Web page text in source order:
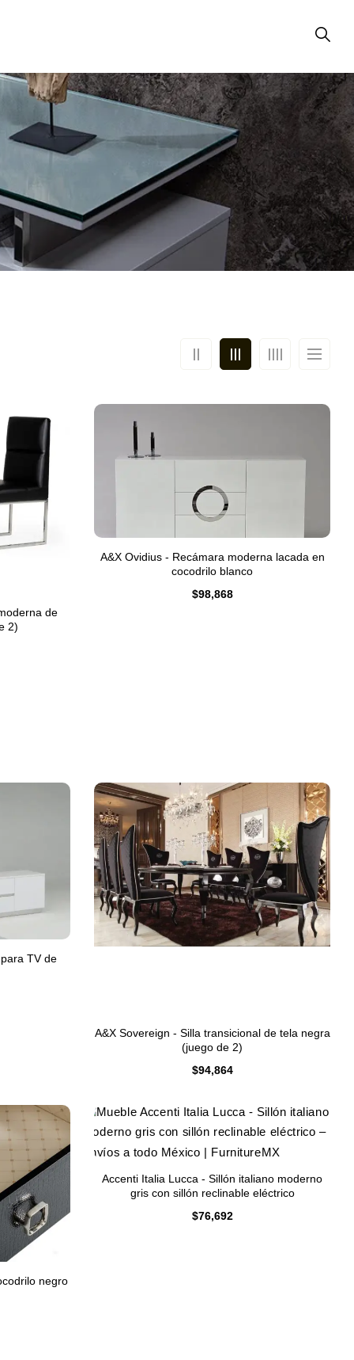
de
2)
A&X Ovidius - Recámara moderna lacada en
cocodrilo blanco
$98,868
TV de
A&X Sovereign - Silla transicional de tela negra
(juego de 2)
$94,864
negro
Accenti Italia Lucca - Sillón italiano moderno
gris con sillón reclinable eléctrico
$76,692